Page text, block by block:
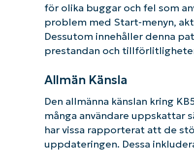
för olika buggar och fel som
problem med Start-menyn,
Dessutom innehåller denna
prestandan och
Allmän Känsla
Den allmänna känslan kring
många användare uppskattar
har vissa rapporterat att de
uppdateringen. Dessa